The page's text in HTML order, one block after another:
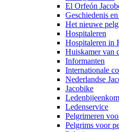
El Orfeón
Geschiedenis
Het nieuwe
Hospitaleren
Hospitaleren in
Huiskamer van
Informanten
Internationale
Nederlandse
Jacobike
Ledenservice
Pelgrimeren
Pelgrims voor